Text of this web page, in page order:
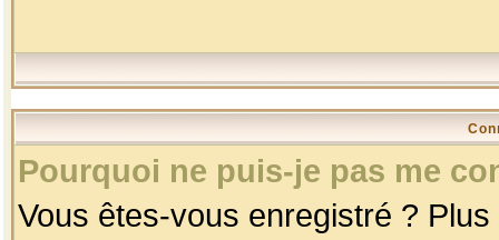
Pourquoi ne puis-je pas me
Vous êtes-vous enregistré ?